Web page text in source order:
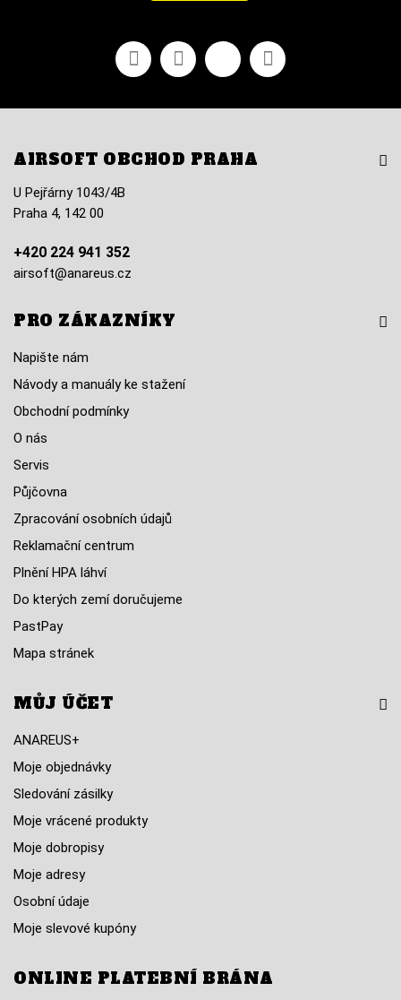
FacebookYouTubeVimeo Instagram
AIRSOFT OBCHOD PRAHA
U Pejřárny 1043/4B
Praha 4, 142 00
+420 224 941 352
airsoft@anareus.cz
PRO ZÁKAZNÍKY
Napište nám
Návody a manuály ke stažení
Obchodní podmínky
O nás
Servis
Půjčovna
Zpracování osobních údajů
Reklamační centrum
Plnění HPA láhví
Do kterých zemí doručujeme
PastPay
Mapa stránek
MŮJ ÚČET
ANAREUS+
Moje objednávky
Sledování zásilky
Moje vrácené produkty
Moje dobropisy
Moje adresy
Osobní údaje
Moje slevové kupóny
ONLINE PLATEBNÍ BRÁNA